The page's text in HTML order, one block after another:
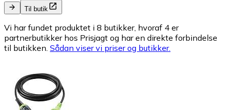
Til butik
Vi har fundet produktet i 8 butikker, hvoraf 4 er
partnerbutikker hos Prisjagt og har en direkte forbindelse
til butikken. Sådan viser vi priser og butikker.